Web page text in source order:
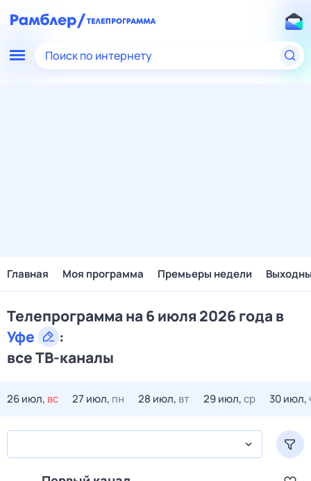
Поиск по интернету
Главная Моя программа Премьеры недели
Телепрограмма на 6 июля 2026 года в
Уфе
:
все ТВ-каналы
26 июл, вс 27 июл, пн 28 июл, вт 29 июл,ср 30 июл,